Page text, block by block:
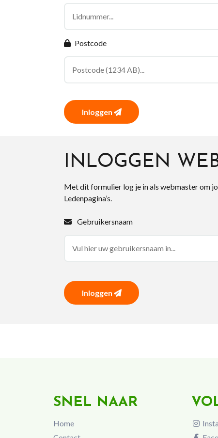
Postcode
Inloggen
INLOGGEN
Met dit formulier log je in als webmaster om
Ledenpagina’s.
Gebruikersnaam
Inloggen
SNEL NAAR
Home